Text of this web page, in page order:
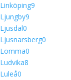
Linköping9
Ljungby9
Ljusdal0
Ljusnarsberg0
Lomma0
Ludvika8
Luleå0